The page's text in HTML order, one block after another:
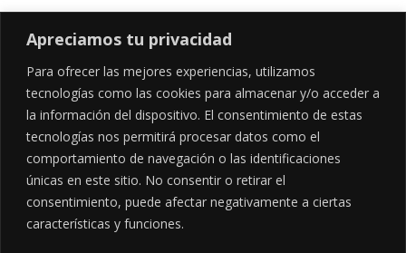
Apreciamos tu privacidad
Para ofrecer las mejores experiencias, utilizamos
tecnologías como las cookies para almacenar y/o acceder a
la información del dispositivo. El consentimiento de estas
tecnologías nos permitirá procesar datos como el
comportamiento de navegación o las identificaciones
únicas en este sitio. No consentir o retirar el
consentimiento, puede afectar negativamente a ciertas
características y funciones.
SÍGUENOS EN
CONTÁCTANOS
Cl. 34 Sur #52-02, Alcala, Bogotá
hola@frideli.co
LEGALES
Políticas de privacidad